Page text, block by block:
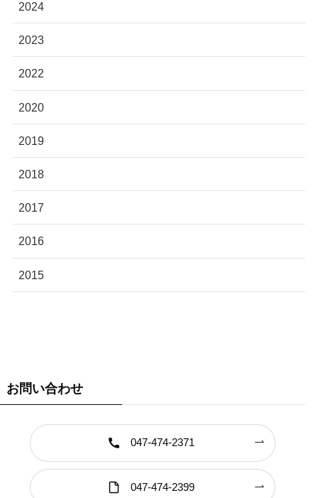
2024
2023
2022
2020
2019
2018
2017
2016
2015
お問い合わせ
047-474-2371
047-474-2399